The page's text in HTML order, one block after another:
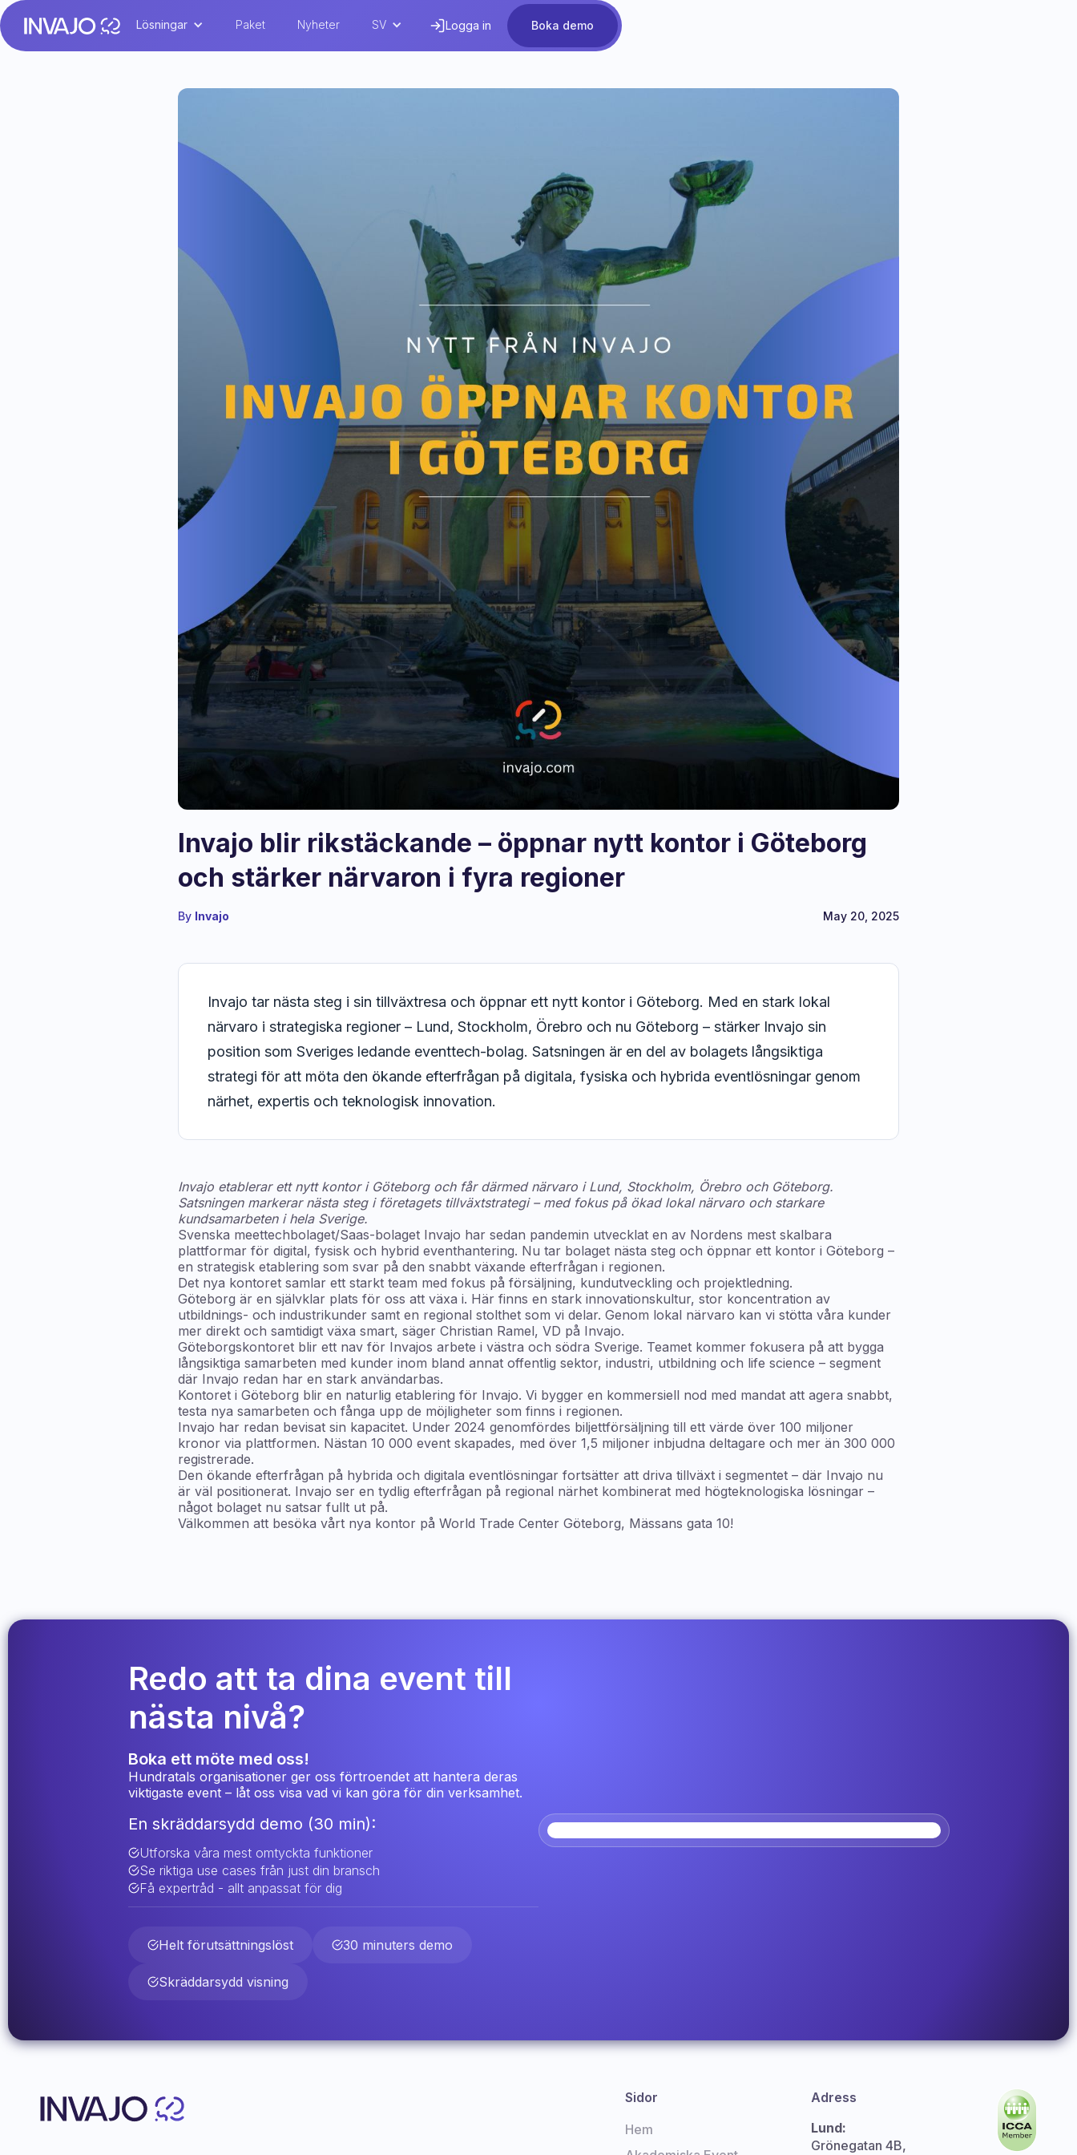
Lösningar Paket Nyheter SV Logga in Boka demo
Invajo blir rikstäckande – öppnar nytt kontor i Göteborg
och stärker närvaron i fyra regioner
By Invajo May 20, 2025
Invajo tar nästa steg i sin tillväxtresa och öppnar ett nytt kontor i Göteborg. Med en stark lokal
närvaro i strategiska regioner – Lund, Stockholm, Örebro och nu Göteborg – stärker Invajo sin
position som Sveriges ledande eventtech-bolag. Satsningen är en del av bolagets långsiktiga
strategi för att möta den ökande efterfrågan på digitala, fysiska och hybrida eventlösningar genom
närhet, expertis och teknologisk innovation.
Invajo etablerar ett nytt kontor i Göteborg och får därmed närvaro i Lund, Stockholm, Örebro och Göteborg.
Satsningen markerar nästa steg i företagets tillväxtstrategi – med fokus på ökad lokal närvaro och starkare
kundsamarbeten i hela Sverige.
Svenska meettechbolaget/Saas-bolaget Invajo har sedan pandemin utvecklat en av Nordens mest skalbara
plattformar för digital, fysisk och hybrid eventhantering. Nu tar bolaget nästa steg och öppnar ett kontor i Göteborg –
en strategisk etablering som svar på den snabbt växande efterfrågan i regionen.
Det nya kontoret samlar ett starkt team med fokus på försäljning, kundutveckling och projektledning.
Göteborg är en självklar plats för oss att växa i. Här finns en stark innovationskultur, stor koncentration av
utbildnings- och industrikunder samt en regional stolthet som vi delar. Genom lokal närvaro kan vi stötta våra kunder
mer direkt och samtidigt växa smart, säger Christian Ramel, VD på Invajo.
Göteborgskontoret blir ett nav för Invajos arbete i västra och södra Sverige. Teamet kommer fokusera på att bygga
långsiktiga samarbeten med kunder inom bland annat offentlig sektor, industri, utbildning och life science – segment
där Invajo redan har en stark användarbas.
Kontoret i Göteborg blir en naturlig etablering för Invajo. Vi bygger en kommersiell nod med mandat att agera snabbt,
testa nya samarbeten och fånga upp de möjligheter som finns i regionen.
Invajo har redan bevisat sin kapacitet. Under 2024 genomfördes biljettförsäljning till ett värde över 100 miljoner
kronor via plattformen. Nästan 10 000 event skapades, med över 1,5 miljoner inbjudna deltagare och mer än 300 000
registrerade.
Den ökande efterfrågan på hybrida och digitala eventlösningar fortsätter att driva tillväxt i segmentet – där Invajo nu
är väl positionerat. Invajo ser en tydlig efterfrågan på regional närhet kombinerat med högteknologiska lösningar –
något bolaget nu satsar fullt ut på.
Välkommen att besöka vårt nya kontor på World Trade Center Göteborg, Mässans gata 10!
Redo att ta dina event till
nästa nivå?
Boka ett möte med oss!
Hundratals organisationer ger oss förtroendet att hantera deras
viktigaste event – låt oss visa vad vi kan göra för din verksamhet.
En skräddarsydd demo (30 min):
Utforska våra mest omtyckta funktioner
Se riktiga use cases från just din bransch
Få expertråd - allt anpassat för dig
Helt förutsättningslöst 30 minuters demo
Skräddarsydd visning
Sidor
Hem
Adress
Lund:
Grönegatan 4B,